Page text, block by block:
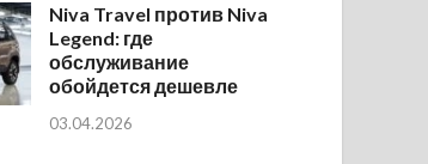
Niva Travel против Niva
Legend: где
обслуживание
обойдется дешевле
03.04.2026